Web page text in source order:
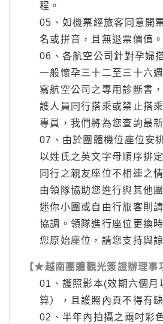
程。
05、如機票經旅客同意開
名或拼音，且無退票價值。
06、各航空公司針對孕婦
一般懷孕三十二至三十六
寫航空公司之專用診斷書
護人員同行搭乘或禁止搭
專員，我們將為您查詢最
07、由於團體機位座位安
以姓氏之英文字母順序排
同行之親友座位不相連之
由領隊協助您進行與其他
迷你小團或自由行旅客則
協調。領隊進行座位更換
您原始座位，請您支持與諒
【★越南團體觀光簽證辦理事
01、護照影本(效期六個月
算），且護照內頁不得有
02、半年內拍攝之兩吋彩